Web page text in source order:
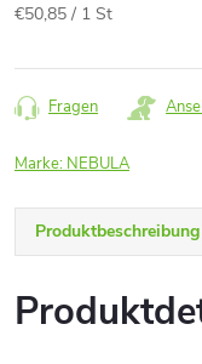
Verkaufspreis:
€50,85 / 1 St
Fragen
Marke: NEBULA
Produktbeschreibung